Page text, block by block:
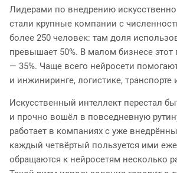
Лидерами по внедрению
стали крупные компании с
более 250 человек: там доля
превышает 50%. В малом бизнесе этот
— 35%. Чаще всего нейросети
и инжиниринге, логистике, транспорте
Искусственный интеллект перестал
и прочно вошёл в повседневную
работает в компаниях с уже
каждый четвёртый пользуется ими
обращаются к нейросетям несколько